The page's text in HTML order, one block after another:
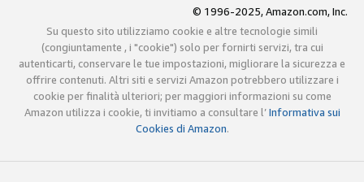
© 1996-2025, Amazon.com, Inc.
Su questo sito utilizziamo cookie e altre tecnologie simili
(congiuntamente , i "cookie") solo per fornirti servizi, tra cui
autenticarti, conservare le tue impostazioni, migliorare la sicurezza e
offrire contenuti. Altri siti e servizi Amazon potrebbero utilizzare i
cookie per finalità ulteriori; per maggiori informazioni su come
Amazon utilizza i cookie, ti invitiamo a consultare l’Informativa sui
Cookies di Amazon.